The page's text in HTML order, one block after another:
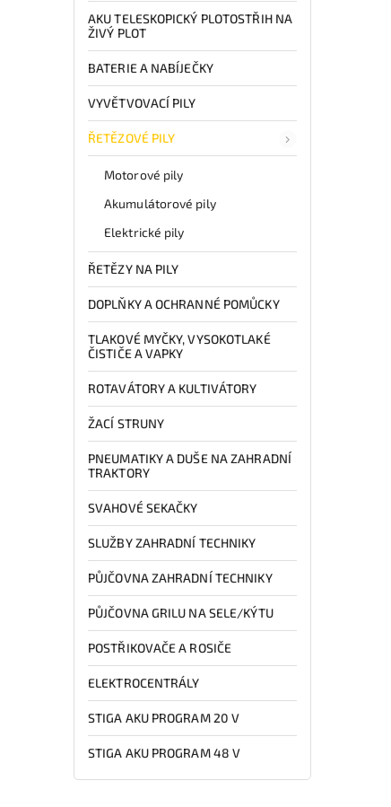
AKU TELESKOPICKÝ PLOTOSTŘIH NA
ŽIVÝ PLOT
BATERIE A NABÍJEČKY
VYVĚTVOVACÍ PILY
ŘETĚZOVÉ PILY
Motorové pily
Akumulátorové pily
Elektrické pily
ŘETĚZY NA PILY
DOPLŇKY A OCHRANNÉ POMŮCKY
TLAKOVÉ MYČKY, VYSOKOTLAKÉ
ČISTIČE A VAPKY
ROTAVÁTORY A KULTIVÁTORY
ŽACÍ STRUNY
PNEUMATIKY A DUŠE NA ZAHRADNÍ
TRAKTORY
SVAHOVÉ SEKAČKY
SLUŽBY ZAHRADNÍ TECHNIKY
PŮJČOVNA ZAHRADNÍ TECHNIKY
PŮJČOVNA GRILU NA SELE/KÝTU
POSTŘIKOVAČE A ROSIČE
ELEKTROCENTRÁLY
STIGA AKU PROGRAM 20 V
STIGA AKU PROGRAM 48 V